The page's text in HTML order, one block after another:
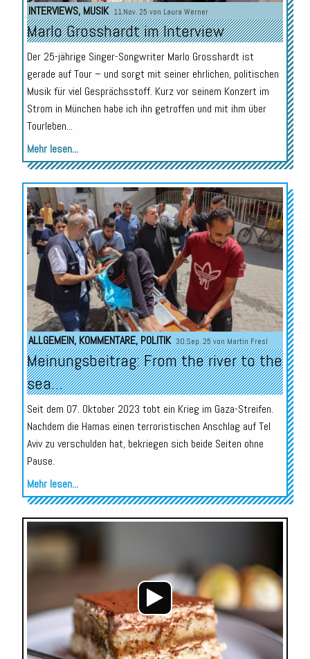
INTERVIEWS, MUSIK 11.Nov. 25 von Laura Werner
Marlo Grosshardt im Interview
Der 25-jährige Singer-Songwriter Marlo Grosshardt ist
gerade auf Tour – und sorgt mit seiner ehrlichen, politischen
Musik für viel Gesprächsstoff. Kurz vor seinem Konzert im
Strom in München habe ich ihn getroffen und mit ihm über
Tourleben...
Mehr lesen...
ALLGEMEIN, KOMMENTARE, POLITIK 30.Sep. 25 von Martin Fresl
Meinungsbeitrag: From the river to the
sea…
Seit dem 07. Oktober 2023 tobt ein Krieg im Gaza-Streifen.
Nachdem die Hamas einen terroristischen Anschlag auf Tel
Aviv zu verschulden hat, bekriegen sich beide Seiten ohne
Pause.
Mehr lesen...